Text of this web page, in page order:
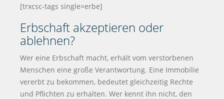
[trxcsc-tags single=erbe]
Erbschaft akzeptieren oder
ablehnen?
Wer eine Erbschaft macht, erhält vom verstorbenen
Menschen eine große Verantwortung. Eine Immobilie
vererbt zu bekommen, bedeutet gleichzeitig Rechte
und Pflichten zu erhalten. Wer kennt ihn nicht, den